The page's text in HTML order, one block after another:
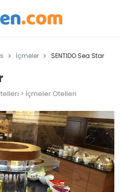
İçmeler SENTIDO Sea Star
> İçmeler Otelleri